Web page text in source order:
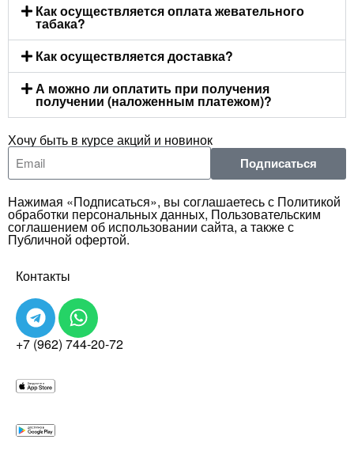
Как осуществляется оплата жевательного
табака?
Как осуществляется доставка?
А можно ли оплатить при получения
получении (наложенным платежом)?
Хочу быть в курсе акций и новинок
Подписаться
Нажимая «Подписаться», вы соглашаетесь с Политикой
обработки персональных данных, Пользовательским
соглашением об использовании сайта, а также с
Публичной офертой.
Контакты
+7 (962) 744-20-72